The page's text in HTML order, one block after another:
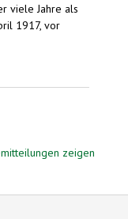
viele Jahre als
1917, vor
zeigen